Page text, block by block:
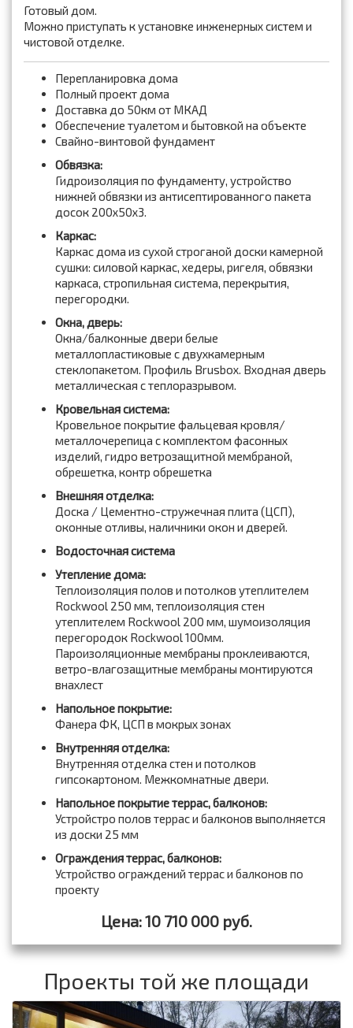
Готовый дом.
Можно приступать к установке инженерных систем и
чистовой отделке.
Перепланировка дома
Полный проект дома
Доставка до 50км от МКАД
Обеспечение туалетом и бытовкой на объекте
Свайно-винтовой фундамент
Обвязка:
Гидроизоляция по фундаменту, устройство
нижней обвязки из антисептированного пакета
досок 200x50x3.
Каркас:
Каркас дома из сухой строганой доски камерной
сушки: силовой каркас, хедеры, ригеля, обвязки
каркаса, стропильная система, перекрытия,
перегородки.
Окна, дверь:
Окна/балконные двери белые
металлопластиковые с двухкамерным
стеклопакетом. Профиль Brusbox. Входная дверь
металлическая с теплоразрывом.
Кровельная система:
Кровельное покрытие фальцевая кровля/
металлочерепица с комплектом фасонных
изделий, гидро ветрозащитной мембраной,
обрешетка, контр обрешетка
Внешняя отделка:
Доска / Цементно-стружечная плита (ЦСП),
оконные отливы, наличники окон и дверей.
Водосточная система
Утепление дома:
Теплоизоляция полов и потолков утеплителем
Rockwool 250 мм, теплоизоляция стен
утеплителем Rockwool 200 мм, шумоизоляция
перегородок Rockwool 100мм.
Пароизоляционные мембраны проклеиваются,
ветро-влагозащитные мембраны монтируются
внахлест
Напольное покрытие:
Фанера ФК, ЦСП в мокрых зонах
Внутренняя отделка:
Внутренняя отделка стен и потолков
гипсокартоном. Межкомнатные двери.
Напольное покрытие террас, балконов:
Устройстро полов террас и балконов выполняется
из доски 25 мм
Ограждения террас, балконов:
Устройство ограждений террас и балконов по
проекту
Цена: 10 710 000 руб.
Проекты той же площади